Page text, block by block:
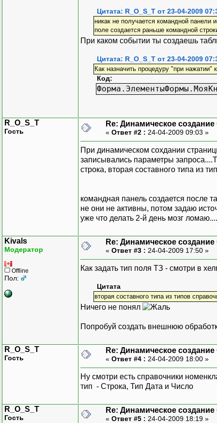
Цитата: R_O_S_T от 23-04-2009
никак не получается командной панели
поле создается раньше командной
При каком событии ты создаешь
Цитата: R_O_S_T от 23-04-2009
Как назначить процедуру "при
Код:
R_O_S_T
Гость
Re: Динамическое
« Ответ #2 : 24-04-2009 09:03 »
При динамическом сохдании
записывались параметры
строка, вторая составного типа из
командная панель создается после
не они не активны, потом задаю
уже что делать 2-й день мозг ломаю....
Kivals
Модератор
Offline
Пол:
Re: Динамическое
« Ответ #3 : 24-04-2009 17:50 »
Как задать тип поля ТЗ - смотри в
Цитата
вторая составного типа из типов
Ничего не понял
Попробуй создать внешнюю
R_O_S_T
Гость
Re: Динамическое
« Ответ #4 : 24-04-2009 18:00 »
Ну смотри есть справочники
тип - Строка, Тип Дата и Число
R_O_S_T
Гость
Re: Динамическое
« Ответ #5 : 24-04-2009 18:19 »